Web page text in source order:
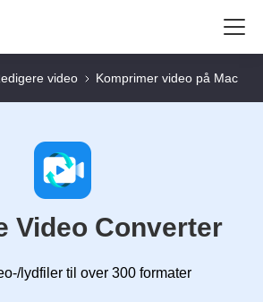
video Komprimer video på Mac
Video Converter
lydfiler til over 300 formater